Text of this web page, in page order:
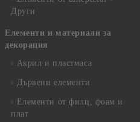
Други
Елементи и материали за
декорация
Акрил и пластмаса
Дървени елементи
Елементи от филц, фоам и
плат